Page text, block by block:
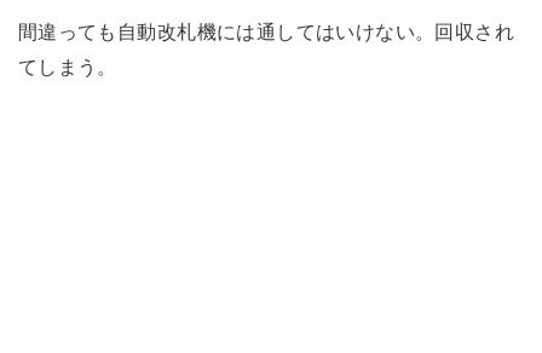
間違っても自動改札機には通してはいけない。回収され
てしまう。